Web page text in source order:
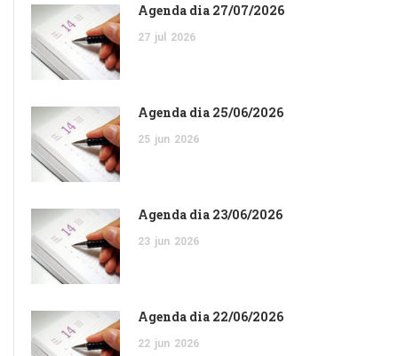
Agenda dia 27/07/2026
27 jul 2026
Agenda dia 25/06/2026
25 jun 2026
Agenda dia 23/06/2026
23 jun 2026
Agenda dia 22/06/2026
22 jun 2026